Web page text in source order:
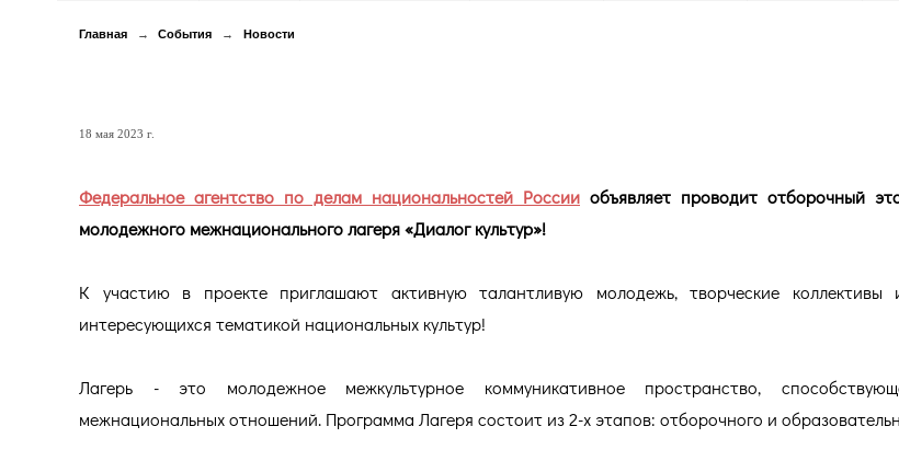
Главная → События → Новости
18 мая 2023 г.
Федеральное агентство по делам национальностей России объявляет проводит отборочный
молодежного межнационального лагеря «Диалог культур»!
К участию в проекте приглашают активную талантливую молодежь, творческие
интересующихся тематикой национальных культур!
Лагерь - это молодежное межкультурное коммуникативное пространство,
межнациональных отношений. Программа Лагеря состоит из 2-х этапов: отборочного и